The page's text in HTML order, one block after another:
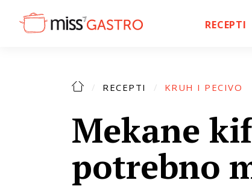
RECEPTI
RECEPTI KRUH I PECIVO
Mekane
potrebno